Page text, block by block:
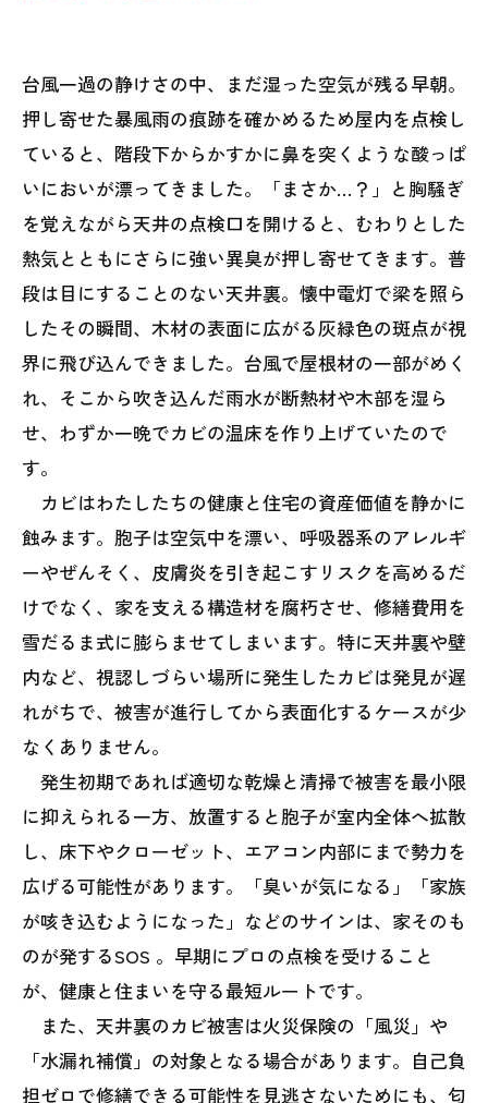
るという選択肢
台風一過の静けさの中、まだ湿った空気が残る早朝。
押し寄せた暴風雨の痕跡を確かめるため屋内を点検し
ていると、階段下からかすかに鼻を突くような酸っぱ
いにおいが漂ってきました。「まさか…？」と胸騒ぎ
を覚えながら天井の点検口を開けると、むわりとした
熱気とともにさらに強い異臭が押し寄せてきます。普
段は目にすることのない天井裏。懐中電灯で梁を照ら
したその瞬間、木材の表面に広がる灰緑色の斑点が視
界に飛び込んできました。台風で屋根材の一部がめく
れ、そこから吹き込んだ雨水が断熱材や木部を湿ら
せ、わずか一晩でカビの温床を作り上げていたので
す。
カビはわたしたちの健康と住宅の資産価値を静かに
蝕みます。胞子は空気中を漂い、呼吸器系のアレルギ
ーやぜんそく、皮膚炎を引き起こすリスクを高めるだ
けでなく、家を支える構造材を腐朽させ、修繕費用を
雪だるま式に膨らませてしまいます。特に天井裏や壁
内など、視認しづらい場所に発生したカビは発見が遅
れがちで、被害が進行してから表面化するケースが少
なくありません。
発生初期であれば適切な乾燥と清掃で被害を最小限
に抑えられる一方、放置すると胞子が室内全体へ拡散
し、床下やクローゼット、エアコン内部にまで勢力を
広げる可能性があります。「臭いが気になる」「家族
が咳き込むようになった」などのサインは、家そのも
のが発するSOS 。早期にプロの点検を受けること
が、健康と住まいを守る最短ルートです。
また、天井裏のカビ被害は火災保険の「風災」や
「水漏れ補償」の対象となる場合があります。自己負
担ゼロで修繕できる可能性を見逃さないためにも、匂